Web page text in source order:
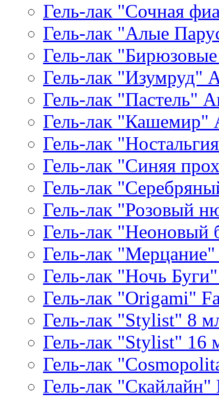
Гель-лак "Сочная
Гель-лак "Алые
Гель-лак
Гель-лак "Изумруд"
Гель-лак "Пастель"
Гель-лак "Кашемир"
Гель-лак
Гель-лак "Синяя
Гель-лак
Гель-лак "Розовый
Гель-лак "Неоновый
Гель-лак
Гель-лак "Ночь
Гель-лак "Origami"
Гель-лак "Stylist" 8
Гель-лак "Stylist" 16
Гель-лак
Гель-лак "Скайлайн"